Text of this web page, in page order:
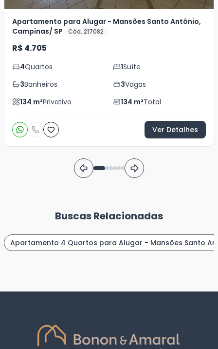
Apartamento para Alugar - Mansões Santo Antônio,
Campinas/ SP
Cód. 217082
R$ 4.705
4Quartos 1Suíte
3Banheiros 3Vagas
134 m²Privativo 134 m²Total
Ver Detalhes
Buscas Relacionadas
Apartamento 4 Quartos para Alugar - Mansões Santo